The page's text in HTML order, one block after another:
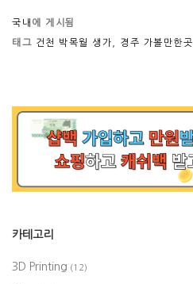
국내 에 게시됨
태그 건천 박목월 생가 경주 가볼만한곳
카테고리
3D Printing (12)